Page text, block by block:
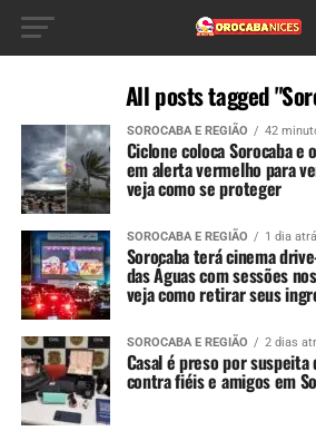
All posts tagged
SOROCABA E REGIÃO 42
Ciclone coloca Sorocaba e
em alerta vermelho para
veja como se proteger
SOROCABA E REGIÃO 1 dia
Sorocaba terá cinema
das Águas com sessões
veja como retirar seus
SOROCABA E REGIÃO 2 dias
Casal é preso por
contra fiéis e amigos em